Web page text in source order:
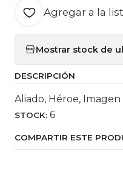
Agregar a la
Mostrar stock de
DESCRIPCIÓN
Aliado, Héroe, Imagen
STOCK: 6
COMPARTIR ESTE